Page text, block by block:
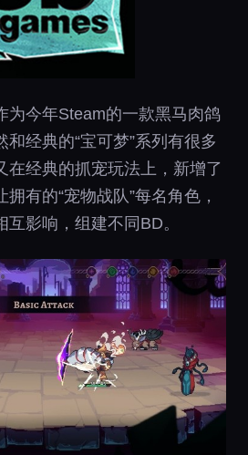
为今年Steam的一款黑马肉鸽
经典的“宝可梦”系列有很多
在经典的抓宠玩法上，新增了
有的“宠物战队”每名角色，
影响，组建不同BD。